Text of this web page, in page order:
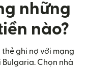
những
nào?
ghi nợ với mạng
Chọn nhà